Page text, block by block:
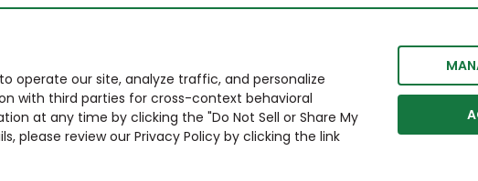
operate our site, analyze traffic, and personalize
with third parties for cross-context behavioral
at any time by clicking the "Do Not Sell or Share My
please review our Privacy Policy by clicking the link